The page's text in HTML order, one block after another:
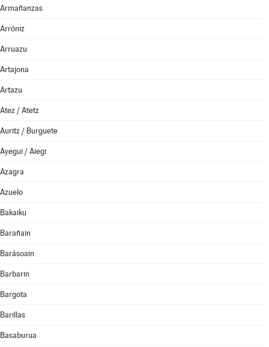
Armañanzas
Arróniz
Arruazu
Artajona
Artazu
Atez / Atetz
Auritz / Burguete
Ayegui / Aiegi
Azagra
Azuelo
Bakaiku
Barañain
Barásoain
Barbarin
Bargota
Barillas
Basaburua